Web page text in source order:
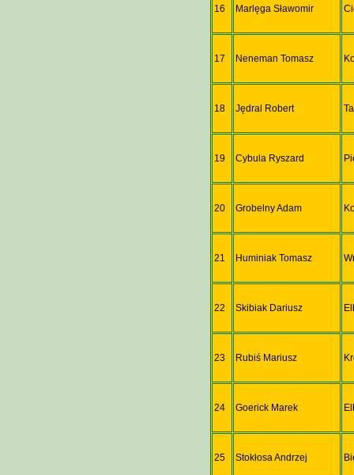
16 Marlęga Sławomir
17 Neneman Tomasz
18 Jędral Robert
19 Cybula Ryszard
20 Grobelny Adam
21 Huminiak Tomasz
22 Skibiak Dariusz
23 Rubiś Mariusz
24 Goerick Marek
25 Stokłosa Andrzej